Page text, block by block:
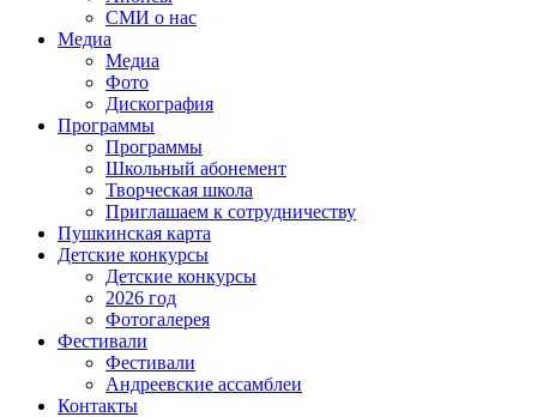
СМИ о нас
Медиа
Медиа
Фото
Дискография
Программы
Программы
Школьный абонемент
Творческая школа
Приглашаем к сотрудничеству
Пушкинская карта
Детские конкурсы
Детские конкурсы
2026 год
Фотогалерея
Фестивали
Фестивали
Андреевские ассамблеи
Контакты